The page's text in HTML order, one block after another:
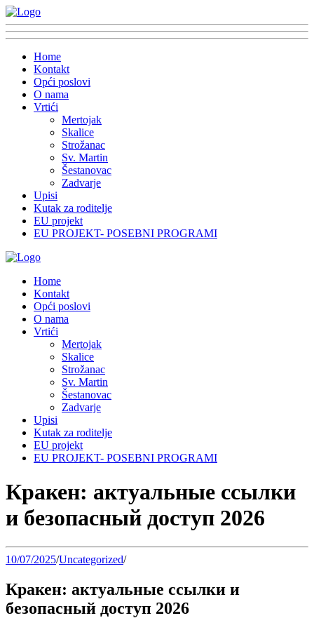
Home
Kontakt
Opći poslovi
O nama
Vrtići
Mertojak
Skalice
Strožanac
Sv. Martin
Šestanovac
Zadvarje
Upisi
Kutak za roditelje
EU projekt
EU PROJEKT- POSEBNI PROGRAMI
Home
Kontakt
Opći poslovi
O nama
Vrtići
Mertojak
Skalice
Strožanac
Sv. Martin
Šestanovac
Zadvarje
Upisi
Kutak za roditelje
EU projekt
EU PROJEKT- POSEBNI PROGRAMI
Кракен: актуальные ссылки
и безопасный доступ 2026
10/07/2025/Uncategorized/
Кракен: актуальные ссылки и
безопасный доступ 2026